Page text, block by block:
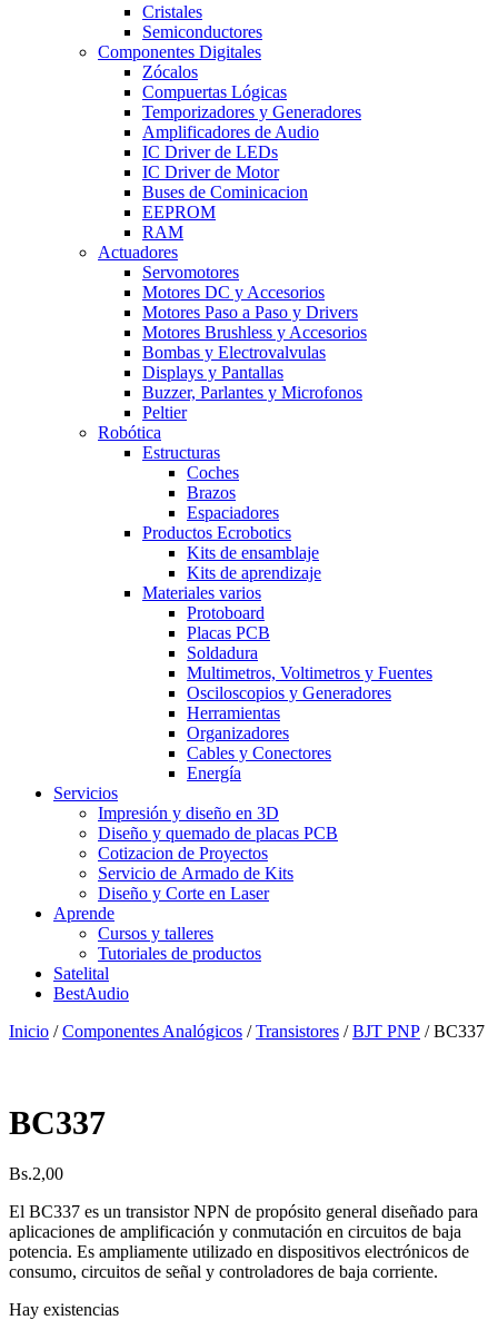
Cristales
Semiconductores
Componentes Digitales
Zócalos
Compuertas Lógicas
Temporizadores y Generadores
Amplificadores de Audio
IC Driver de LEDs
IC Driver de Motor
Buses de Cominicacion
EEPROM
RAM
Actuadores
Servomotores
Motores DC y Accesorios
Motores Paso a Paso y Drivers
Motores Brushless y Accesorios
Bombas y Electrovalvulas
Displays y Pantallas
Buzzer, Parlantes y Microfonos
Peltier
Robótica
Estructuras
Coches
Brazos
Espaciadores
Productos Ecrobotics
Kits de ensamblaje
Kits de aprendizaje
Materiales varios
Protoboard
Placas PCB
Soldadura
Multimetros, Voltimetros y Fuentes
Osciloscopios y Generadores
Herramientas
Organizadores
Cables y Conectores
Energía
Servicios
Impresión y diseño en 3D
Diseño y quemado de placas PCB
Cotizacion de Proyectos
Servicio de Armado de Kits
Diseño y Corte en Laser
Aprende
Cursos y talleres
Tutoriales de productos
Satelital
BestAudio
Inicio /Componentes Analógicos /Transistores /BJT PNP / BC337
BC337
Bs.2,00
El BC337 es un transistor NPN de propósito general diseñado para
aplicaciones de amplificación y conmutación en circuitos de baja
potencia. Es ampliamente utilizado en dispositivos electrónicos de
consumo, circuitos de señal y controladores de baja corriente.
Hay existencias